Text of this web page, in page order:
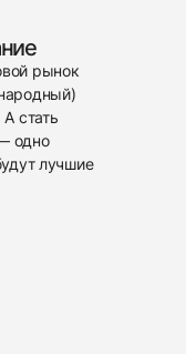
рынок
стать
одно
лучшие